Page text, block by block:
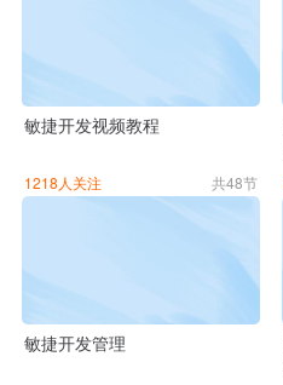
敏捷开发视频教程
1218人关注 共48节
敏捷开发管理